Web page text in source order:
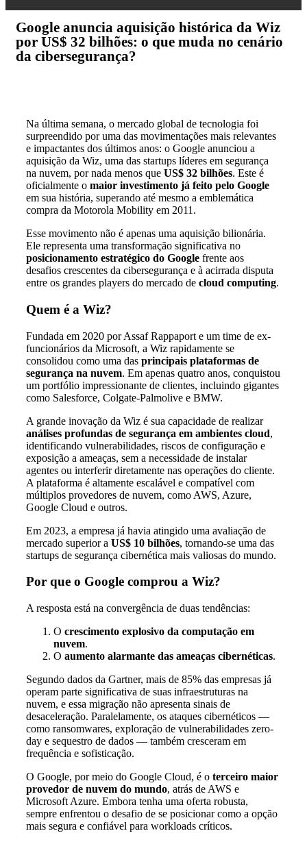
Google anuncia aquisição histórica da Wiz
por US$ 32 bilhões: o que muda no cenário
da cibersegurança?
Na última semana, o mercado global de tecnologia foi
surpreendido por uma das movimentações mais relevantes
e impactantes dos últimos anos: o Google anunciou a
aquisição da Wiz, uma das startups líderes em segurança
na nuvem, por nada menos que US$ 32 bilhões. Este é
oficialmente o maior investimento já feito pelo Google
em sua história, superando até mesmo a emblemática
compra da Motorola Mobility em 2011.
Esse movimento não é apenas uma aquisição bilionária.
Ele representa uma transformação significativa no
posicionamento estratégico do Google frente aos
desafios crescentes da cibersegurança e à acirrada disputa
entre os grandes players do mercado de cloud computing.
Quem é a Wiz?
Fundada em 2020 por Assaf Rappaport e um time de ex-
funcionários da Microsoft, a Wiz rapidamente se
consolidou como uma das principais plataformas de
segurança na nuvem. Em apenas quatro anos, conquistou
um portfólio impressionante de clientes, incluindo gigantes
como Salesforce, Colgate-Palmolive e BMW.
A grande inovação da Wiz é sua capacidade de realizar
análises profundas de segurança em ambientes cloud,
identificando vulnerabilidades, riscos de configuração e
exposição a ameaças, sem a necessidade de instalar
agentes ou interferir diretamente nas operações do cliente.
A plataforma é altamente escalável e compatível com
múltiplos provedores de nuvem, como AWS, Azure,
Google Cloud e outros.
Em 2023, a empresa já havia atingido uma avaliação de
mercado superior a US$ 10 bilhões, tornando-se uma das
startups de segurança cibernética mais valiosas do mundo.
Por que o Google comprou a Wiz?
A resposta está na convergência de duas tendências:
O crescimento explosivo da computação em
nuvem.
O aumento alarmante das ameaças cibernéticas.
Segundo dados da Gartner, mais de 85% das empresas já
operam parte significativa de suas infraestruturas na
nuvem, e essa migração não apresenta sinais de
desaceleração. Paralelamente, os ataques cibernéticos —
como ransomwares, exploração de vulnerabilidades zero-
day e sequestro de dados — também cresceram em
frequência e sofisticação.
O Google, por meio do Google Cloud, é o terceiro maior
provedor de nuvem do mundo, atrás de AWS e
Microsoft Azure. Embora tenha uma oferta robusta,
sempre enfrentou o desafio de se posicionar como a opção
mais segura e confiável para workloads críticos.